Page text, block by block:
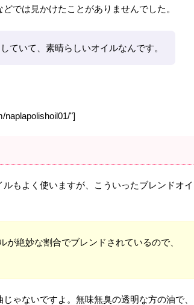
では見かけたことがありませんでした。
ていて、素晴らしいオイルなんです。
naplapolishoil01/"]
もよく使いますが、こういったブレンドオイ
絶妙な割合でブレンドされているので、
ゃないですよ。無味無臭の透明な方の油で、